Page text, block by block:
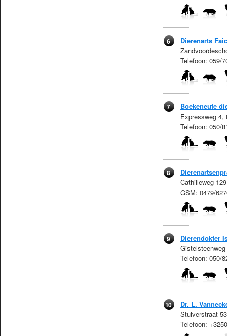
6
Dierenarts
Telefoon: 059/
7
Boekeneute
Expressweg 4,
Telefoon: 050/
8
Cathilleweg
GSM: 0479/
9
Dierendokter
Telefoon: 050/
10
Dr. L.
Stuiverstraat
Telefoon: